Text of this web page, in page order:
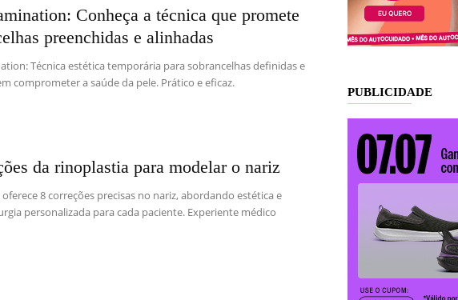
Conheça a técnica que promete
preenchidas e alinhadas
Técnica estética temporária para sobrancelhas definidas e
comprometer a saúde da pele. Prático e eficaz.
da rinoplastia para modelar o nariz
8 correções precisas no nariz, abordando estética e
personalizada para cada paciente. Experiente médico
PUBLICIDADE